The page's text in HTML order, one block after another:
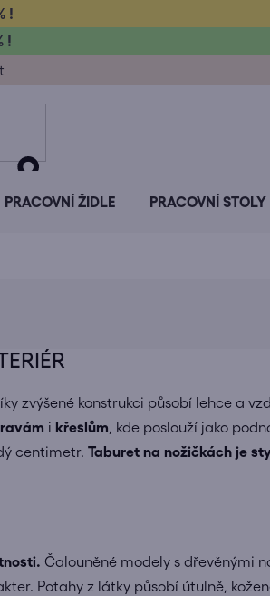
!
!
PRACOVNÍ ŽIDLE PRACOVNÍ STOLY
zvýšené konstrukci působí lehce a
i křeslům , kde poslouží jako
centimetr. Taburet na nožičkách je
Čalouněné modely s dřevěnými
Potahy z látky působí útulně,